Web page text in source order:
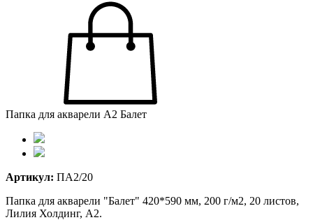
Папка для акварели А2 Балет
Артикул: ПА2/20
Папка для акварели "Балет" 420*590 мм, 200 г/м2, 20 листов,
Лилия Холдинг, А2.